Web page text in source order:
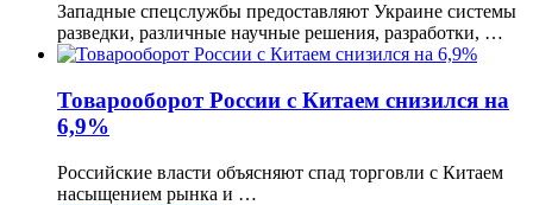
Западные спецслужбы предоставляют Украине системы
разведки, различные научные решения, разработки, …
Товарооборот России с Китаем снизился на
6,9%
Российские власти объясняют спад торговли с Китаем
насыщением рынка и …